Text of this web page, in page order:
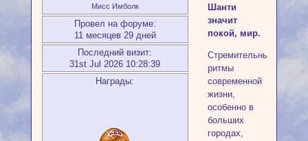
Мисс Имболк
Провел на форуме:
11 месяцев 29 дней
Последний визит:
31st Jul 2026 10:28:39
Награды:
Шанти
значит
покой, мир.
Стремительные
ритмы
современной
жизни,
особенно в
больших
городах,